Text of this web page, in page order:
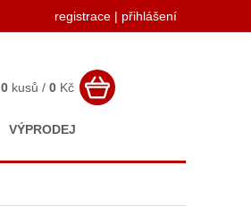
VÝPRODEJ
registrace | přihlášení
0kusů / 0Kč